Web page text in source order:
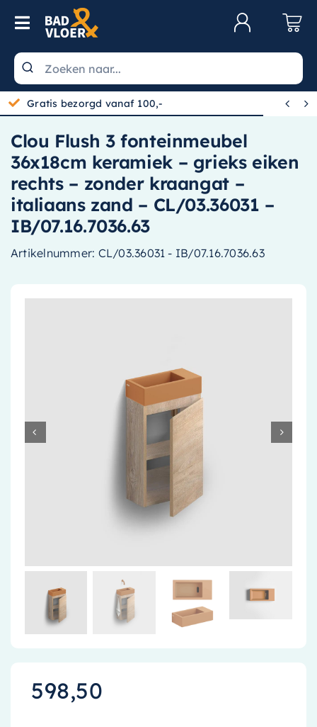
Skip to content
Toggle Navigation
Wastafels
Toiletten
Spiegels
Kranen
Douche
Badkamermeubels
Klimaatbeheersing
Gratis bezorgd vanaf 100,-  
Clou Flush 3 fonteinmeubel
36x18cm keramiek – grieks eiken
rechts – zonder kraangat –
italiaans zand – CL/03.36031 –
IB/07.16.7036.63
Artikelnummer: CL/03.36031 - IB/07.16.7036.63
598,50